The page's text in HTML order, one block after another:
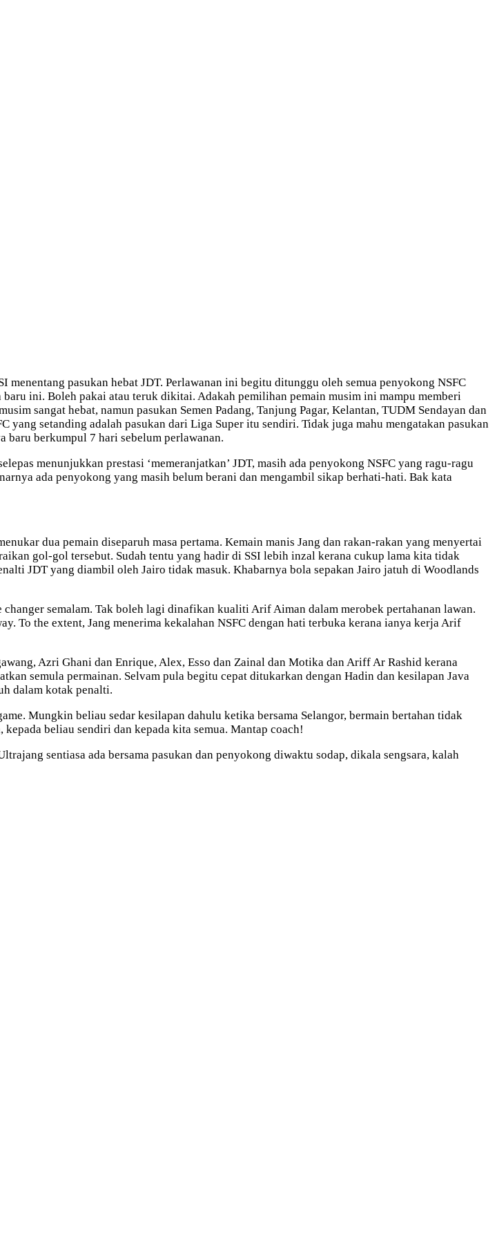
pasukan hebat JDT. Perlawanan ini begitu ditunggu oleh semua penyokong NSFC
ini. Boleh pakai atau teruk dikitai. Adakah pemilihan pemain musim ini mampu memberi
sangat hebat, namun pasukan Semen Padang, Tanjung Pagar, Kelantan, TUDM Sendayan dan
yang setanding adalah pasukan dari Liga Super itu sendiri. Tidak juga mahu mengatakan pasukan
baru berkumpul 7 hari sebelum perlawanan.
menunjukkan prestasi ‘memeranjatkan’ JDT, masih ada penyokong NSFC yang ragu-ragu
ada penyokong yang masih belum berani dan mengambil sikap berhati-hati. Bak kata
dua pemain diseparuh masa pertama. Kemain manis Jang dan rakan-rakan yang menyertai
gol-gol tersebut. Sudah tentu yang hadir di SSI lebih inzal kerana cukup lama kita tidak
JDT yang diambil oleh Jairo tidak masuk. Khabarnya bola sepakan Jairo jatuh di Woodlands
semalam. Tak boleh lagi dinafikan kualiti Arif Aiman dalam merobek pertahanan lawan.
To the extent, Jang menerima kekalahan NSFC dengan hati terbuka kerana ianya kerja Arif
Azri Ghani dan Enrique, Alex, Esso dan Zainal dan Motika dan Ariff Ar Rashid kerana
semula permainan. Selvam pula begitu cepat ditukarkan dengan Hadin dan kesilapan Java
dalam kotak penalti.
Mungkin beliau sedar kesilapan dahulu ketika bersama Selangor, bermain bertahan tidak
beliau sendiri dan kepada kita semua. Mantap coach!
sentiasa ada bersama pasukan dan penyokong diwaktu sodap, dikala sengsara, kalah